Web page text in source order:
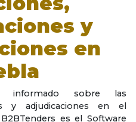
y
en
informado sobre las
y adjudicaciones en el
es el Software